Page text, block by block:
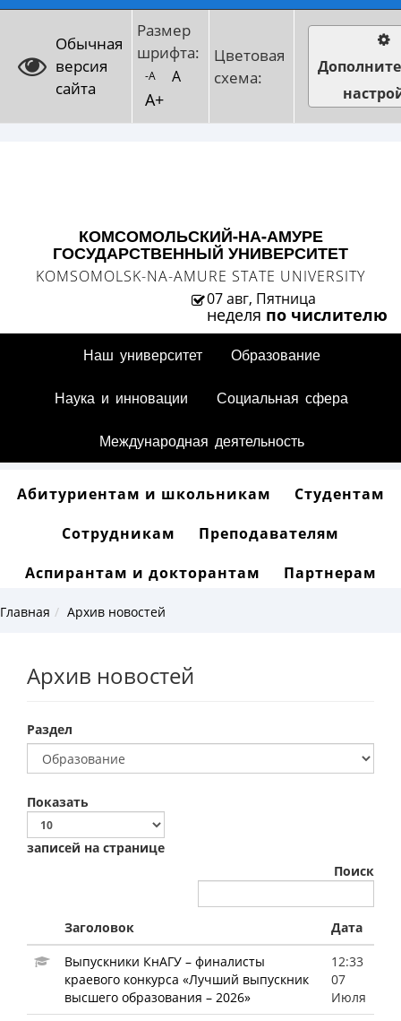
Обычная
версия
сайта
Размер
шрифта:
-A A
A+
Цветовая
схема:
КОМСОМОЛЬСКИЙ-НА-АМУРЕ
ГОСУДАРСТВЕННЫЙ УНИВЕРСИТЕТ
KOMSOMOLSK-NA-AMURE STATE UNIVERSITY
07 авг, Пятница
неделя по числителю
Наш университет Образование
Наука и инновации Социальная сфера
Международная деятельность
Абитуриентам и школьникам
Студентам
Сотрудникам
Преподавателям
Аспирантам и докторантам
Партнерам
Главная Архив новостей
Архив новостей
Раздел
Показать
записей на странице
Поиск
Заголовок
Дата
Выпускники КнАГУ – финалисты
краевого конкурса «Лучший выпускник
высшего образования – 2026»
12:33
07
Июля